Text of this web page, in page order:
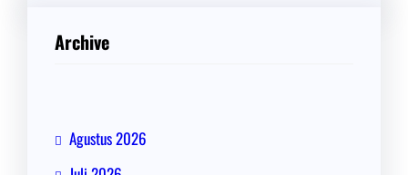
Archive
Agustus 2026